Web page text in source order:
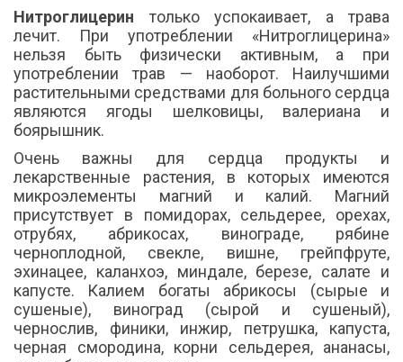
Нитроглицерин только успокаивает, а трава
лечит. При употреблении «Нитроглицерина»
нельзя быть физически активным, а при
употреблении трав — наоборот. Наилучшими
растительными средствами для больного сердца
являются ягоды шелковицы, валериана и
боярышник.
Очень важны для сердца продукты и
лекарственные растения, в которых имеются
микроэлементы магний и калий. Магний
присутствует в помидорах, сельдерее, орехах,
отрубях, абрикосах, винограде, рябине
черноплодной, свекле, вишне, грейпфруте,
эхинацее, каланхоэ, миндале, березе, салате и
капусте. Калием богаты абрикосы (сырые и
сушеные), виноград (сырой и сушеный),
чернослив, финики, инжир, петрушка, капуста,
черная смородина, корни сельдерея, ананасы,